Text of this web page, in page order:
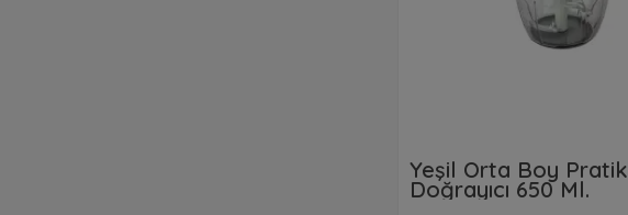
Yeşil Orta Boy Pratik
Doğrayıcı 650 Ml.